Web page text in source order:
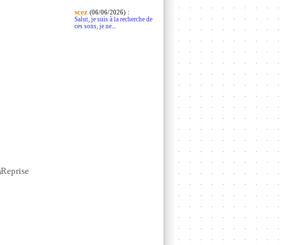
Reprise
scez (06/06/2026):
Salut, je suis à la recherche de
ces sons, je ne...